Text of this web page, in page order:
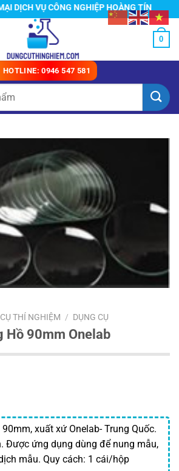
VỤ CÔNG NGHIỆP HOÀNG TÍN
0
HOTLINE: 0946 547 581
THÍ NGHIỆM / DỤNG CỤ
Hồ 90mm Onelab
xuất xứ Onelab- Trung Quốc.
Được ứng dụng dùng để nung mẫu,
mẫu. Quy cách: 1 cái/hộp